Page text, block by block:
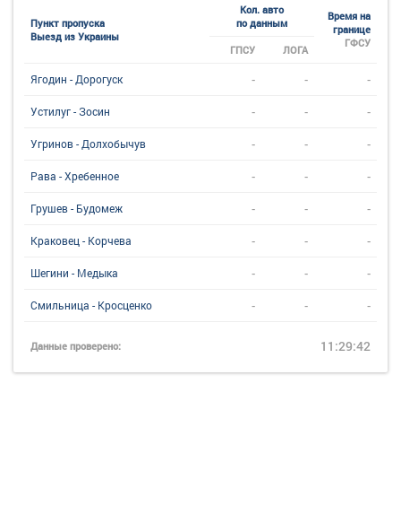
Пункт пропуска
Выезд из Украины
Кол. авто
по данным
Время на
границе
ГФСУ
ГПСУ ЛОГА
Ягодин - Дорогуск - - -
Устилуг - Зосин - - -
Угринов - Долхобычув - - -
Рава - Хребенное - - -
Грушев - Будомеж - - -
Краковец - Корчева - - -
Шегини - Медыка - - -
Смильница - Кросценко - - -
Данные проверено: 11:29:42